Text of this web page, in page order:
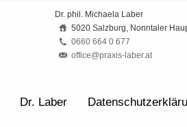
Dr. phil. Michaela Laber
5020 Salzburg, Nonntaler
0660 664 0 677
office@praxis-laber.at
Dr. Laber